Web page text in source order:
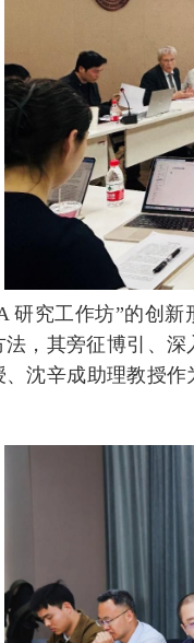
研究工作坊”的创
，其旁征博引、
沈辛成助理教授